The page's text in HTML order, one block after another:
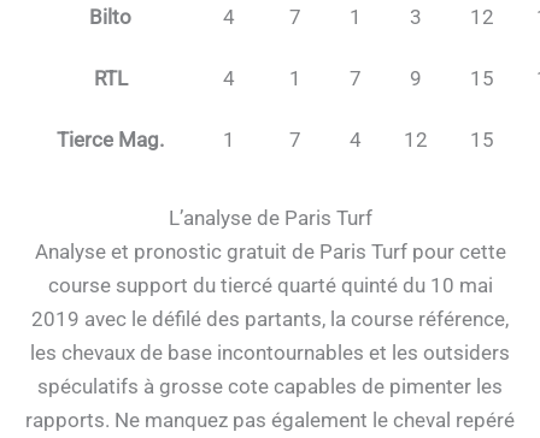
Bilto 4 7 1 3 12
RTL 4 1 7 9 15
Tierce Mag. 1 7 4 12 15
L’analyse de Paris Turf
Analyse et pronostic gratuit de Paris Turf pour cette
course support du tiercé quarté quinté du 10 mai
2019 avec le défilé des partants, la course référence,
les chevaux de base incontournables et les outsiders
spéculatifs à grosse cote capables de pimenter les
rapports. Ne manquez pas également le cheval repéré